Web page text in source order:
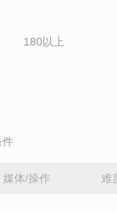
180以上
件
媒体/操作 难